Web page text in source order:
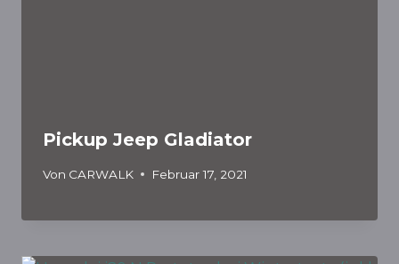
Pickup Jeep Gladiator
Von CARWALK Februar 17, 2021